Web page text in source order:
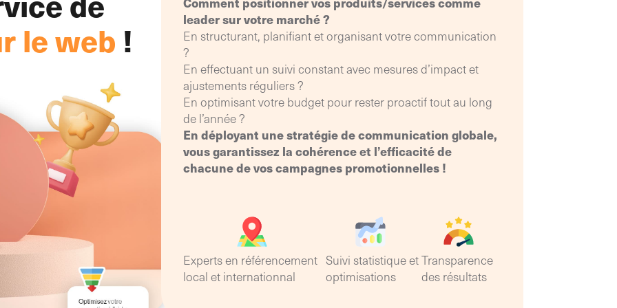
accompagnement adapté
démarche et de nouveaux
processus
le web !
leader sur votre marché ?
En structurant, planifiant et organisant votre communication
?
En effectuant un suivi constant avec mesures d’impact et
ajustements réguliers ?
En optimisant votre budget pour rester proactif tout au long
de l’année ?
En déployant une stratégie de communication globale,
vous garantissez la cohérence et l’efficacité de
chacune de vos campagnes promotionnelles !
Experts en référencement
local et internationnal
Suivi statistique et
optimisations
Transparence
des résultats